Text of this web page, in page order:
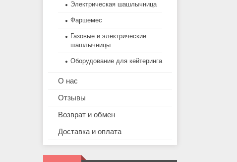
Электрическая шашлычница
Фаршемес
Газовые и электрические
шашлычницы
Оборудование для кейтеринга
О нас
Отзывы
Возврат и обмен
Доставка и оплата